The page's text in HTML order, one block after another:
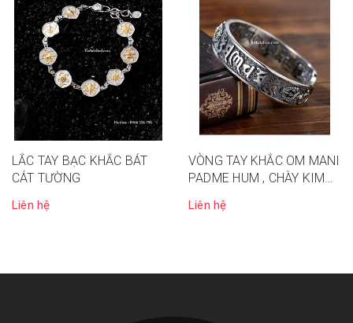
LẮC TAY BẠC KHẮC BÁT
CÁT TƯỜNG
Liên hệ
VÒNG TAY KHẮC OM MANI
PADME HUM , CHÀY KIM
Liên hệ